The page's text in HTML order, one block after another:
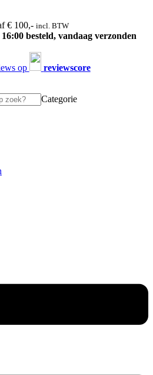
€ 100,- incl. BTW
16:00 besteld, vandaag verzonden
op reviewscore
Categorie